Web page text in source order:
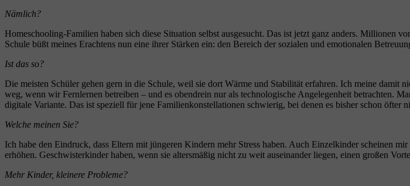
Nämlich?
Homeschooling-Familien haben sich diese Situation selbst ausgesucht. Das ist jetzt ganz anders. Millionen
Schule büßt meines Erachtens nun eine ihrer Stärken ein: den Bereich der sozialen und emotionalen
Ist das so?
Die meisten Schüler gehen gern in die Schule, weil sie dort Wärme und Stabilität erfahren. Ich meine
weg, wenn wir Fernlernen betreiben – und es obendrein nur als technologische Angelegenheit betrachten.
digitale Variante. Das ist speziell für jene Familienkonstellationen schwierig, bei denen es bisher schon öfter
Welche meinen Sie?
Ich habe den Eindruck, dass Eltern mit jüngeren Kindern mehr Stress haben. Auch Einzelkinder scheinen
erhöhen. Geschwisterkinder haben, wenn sie altersmäßig nicht zu weit auseinander liegen, einen großen
Mehr Kinder, kleinere Probleme?